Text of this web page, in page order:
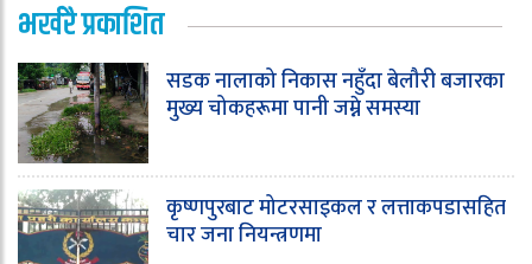
भर्खरै प्रकाशित
सडक नालाको निकास नहुँदा बेलौरी बजारका
मुख्य चोकहरूमा पानी जम्ने समस्या
कृष्णपुरबाट मोटरसाइकल र लत्ताकपडासहित
चार जना नियन्त्रणमा